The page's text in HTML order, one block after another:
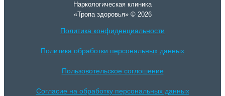
Наркологическая клиника
«Тропа здоровья» © 2026
Политика конфиденциальности
Политика обработки персональных данных
Пользовотельское соглошение
Согласие на обработку персональных данных